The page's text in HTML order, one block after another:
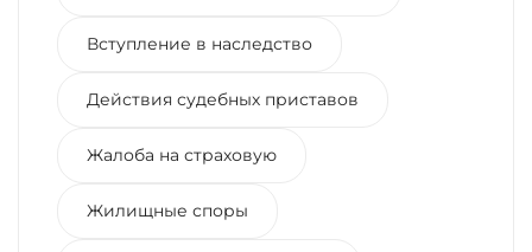
Вступление в наследство
Действия судебных приставов
Жалоба на страховую
Жилищные споры